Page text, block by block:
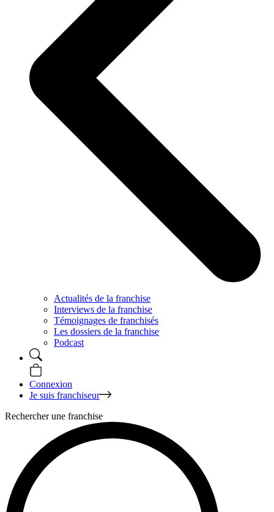
Actualités de la franchise
Interviews de la franchise
Témoignages de franchisés
Les dossiers de la franchise
Podcast
Connexion
Je suis franchiseur
Rechercher une franchise